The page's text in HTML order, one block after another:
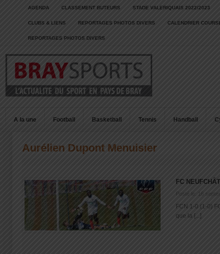
AGENDA CLASSEMENT BUTEURS STADE VALERIQUAIS 2022/2023
CLUBS & LIENS REPORTAGES PHOTOS DIVERS CALENDRIER
REPORTAGES PHOTOS DIVERS
A la une Football Basketball Tennis Handball
Aurélien Dupont Menuisier
FC
Posté le: 16
FCN 1-0 (1-0)
que la [...]